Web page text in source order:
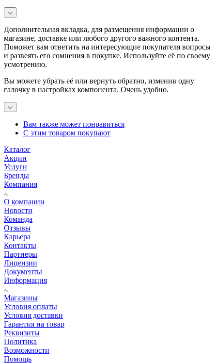
Дополнительная вкладка, для размещения информации о
магазине, доставке или любого другого важного контента.
Поможет вам ответить на интересующие покупателя вопросы
и развеять его сомнения в покупке. Используйте её по своему
усмотрению.
Вы можете убрать её или вернуть обратно, изменив одну
галочку в настройках компонента. Очень удобно.
Вам также может понравиться
С этим товаром покупают
Каталог
Акции
Услуги
Бренды
Компания
О компании
Новости
Команда
Отзывы
Карьера
Контакты
Партнеры
Лицензии
Документы
Информация
Магазины
Условия оплаты
Условия доставки
Гарантия на товар
Реквизиты
Политика
Возможности
Помощь